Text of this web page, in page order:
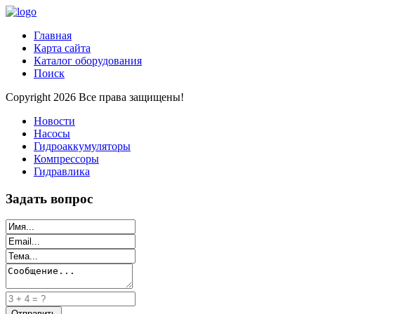
Главная
Карта сайта
Каталог оборудования
Поиск
Copyright 2026 Все права защищены!
Новости
Насосы
Гидроаккумуляторы
Компрессоры
Гидравлика
Задать вопрос